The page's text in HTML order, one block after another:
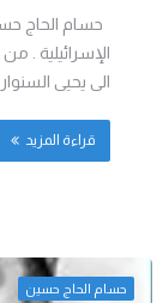
حسام الحاج
الإسرائيلية .
الى يحيى
قراءة المزيد
حسام الحاج حسين